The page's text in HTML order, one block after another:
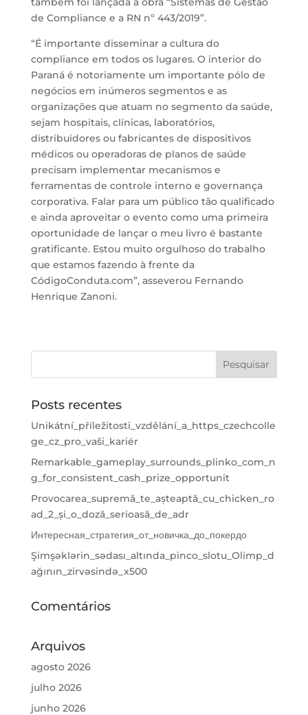
de Compliance e a RN nº 443/2019”.
“É importante disseminar a cultura do
compliance em todos os lugares. O interior do
Paraná é notoriamente um importante pólo de
negócios em inúmeros segmentos e as
organizações que atuam no segmento da saúde,
sejam hospitais, clínicas, laboratórios,
distribuidores ou fabricantes de dispositivos
médicos ou operadoras de planos de saúde
precisam implementar mecanismos e
ferramentas de controle interno e governança
corporativa. Falar para um público tão qualificado
e ainda aproveitar o evento como uma primeira
oportunidade de lançar o meu livro é bastante
gratificante. Estou muito orgulhoso do trabalho
que estamos fazendo à frente da
CódigoConduta.com”, asseverou Fernando
Henrique Zanoni.
Posts recentes
Unikátní_příležitosti_vzdělání_a_https_czechcolle
ge_cz_pro_vaši_kariér
Remarkable_gameplay_surrounds_plinko_com_n
g_for_consistent_cash_prize_opportunit
Provocarea_supremă_te_așteaptă_cu_chicken_ro
ad_2_și_o_doză_serioasă_de_adr
Интересная_стратегия_от_новичка_до_покердо
Şimşəklərin_sədası_altında_pinco_slotu_Olimp_d
ağının_zirvəsində_x500
Comentários
Arquivos
agosto 2026
julho 2026
junho 2026